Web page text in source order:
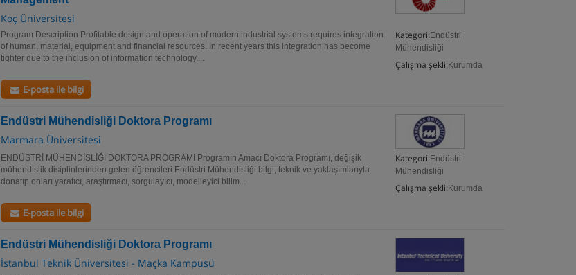
Koç Üniversitesi
Kategori: Endüstri
Mühendisliği
Çalışma şekli: Kurumda
Program Description Profitable design and operation of modern industrial systems requires integration
of human, material, equipment and financial resources. In recent years this integration has become
tighter due to the inclusion of information technology,...
E-posta ile bilgi
Endüstri Mühendisliği Doktora Programı
Marmara Üniversitesi
Kategori: Endüstri
Mühendisliği
Çalışma şekli: Kurumda
ENDÜSTRİ MÜHENDİSLİĞİ DOKTORA PROGRAMI Programın Amacı Doktora Programı, değişik
mühendislik disiplinlerinden gelen öğrencileri Endüstri Mühendisliği bilgi, teknik ve yaklaşımlarıyla
donatıp onları yaratıcı, araştırmacı, sorgulayıcı, modelleyici bilim...
E-posta ile bilgi
Endüstri Mühendisliği Doktora Programı
İstanbul Teknik Üniversitesi - Maçka Kampüsü